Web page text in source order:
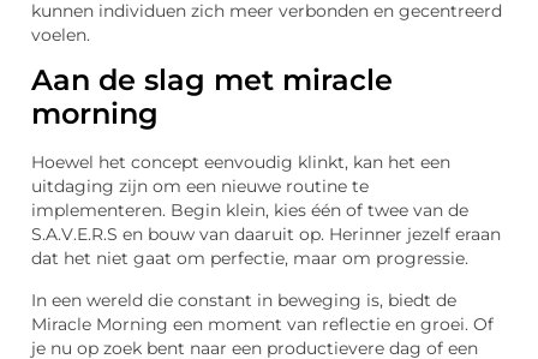
kunnen individuen zich meer verbonden en gecentreerd
voelen.
Aan de slag met miracle
morning
Hoewel het concept eenvoudig klinkt, kan het een
uitdaging zijn om een nieuwe routine te
implementeren. Begin klein, kies één of twee van de
S.A.V.E.R.S en bouw van daaruit op. Herinner jezelf eraan
dat het niet gaat om perfectie, maar om progressie.
In een wereld die constant in beweging is, biedt de
Miracle Morning een moment van reflectie en groei. Of
je nu op zoek bent naar een productievere dag of een